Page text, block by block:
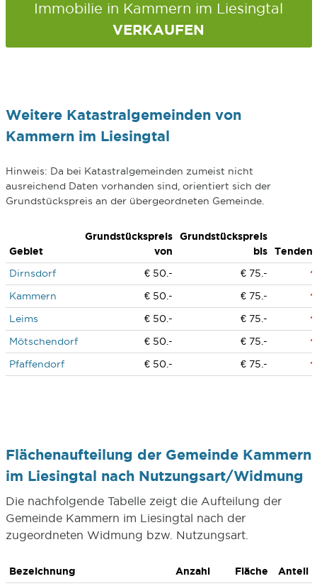
Immobilie in Kammern im Liesingtal
VERKAUFEN
Weitere Katastralgemeinden von
Kammern im Liesingtal
Hinweis: Da bei Katastralgemeinden zumeist nicht
ausreichend Daten vorhanden sind, orientiert sich der
Grundstückspreis an der übergeordneten Gemeinde.
Gebiet
Grundstückspreis
von
Grundstückspreis
bis
Dirnsdorf
€ 50.-
€ 75.-
Kammern
€ 50.-
€ 75.-
Leims
€ 50.-
€ 75.-
Mötschendorf
€ 50.-
€ 75.-
Pfaffendorf
€ 50.- € 75.-
Flächenaufteilung der Gemeinde Kammern
im Liesingtal nach Nutzungsart/Widmung
Die nachfolgende Tabelle zeigt die Aufteilung der
Gemeinde Kammern im Liesingtal nach der
zugeordneten Widmung bzw. Nutzungsart.
Bezeichnung Anzahl Fläche Anteil